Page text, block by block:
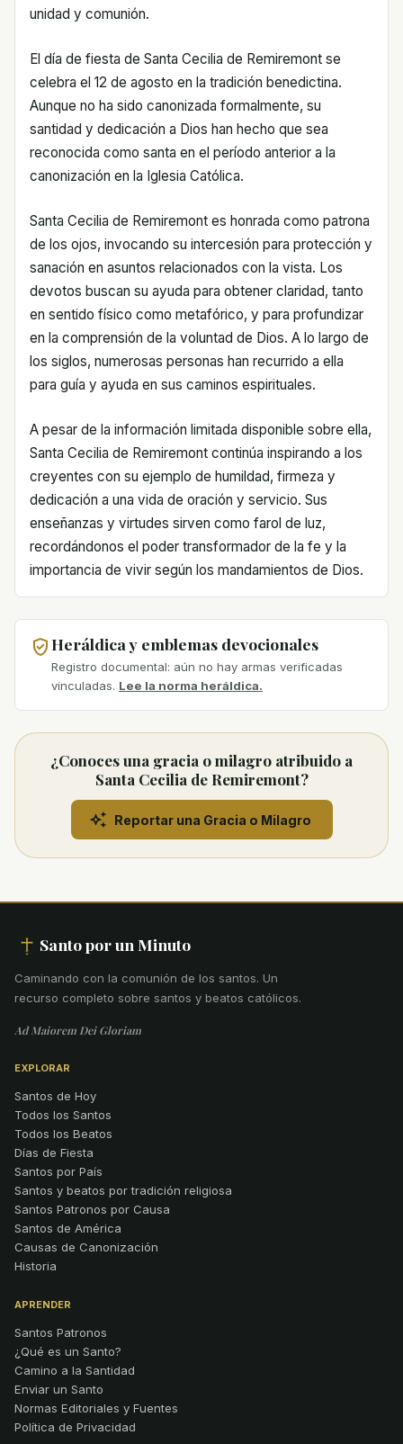
unidad y comunión.
El día de fiesta de Santa Cecilia de Remiremont se
celebra el 12 de agosto en la tradición benedictina.
Aunque no ha sido canonizada formalmente, su
santidad y dedicación a Dios han hecho que sea
reconocida como santa en el período anterior a la
canonización en la Iglesia Católica.
Santa Cecilia de Remiremont es honrada como patrona
de los ojos, invocando su intercesión para protección y
sanación en asuntos relacionados con la vista. Los
devotos buscan su ayuda para obtener claridad, tanto
en sentido físico como metafórico, y para profundizar
en la comprensión de la voluntad de Dios. A lo largo de
los siglos, numerosas personas han recurrido a ella
para guía y ayuda en sus caminos espirituales.
A pesar de la información limitada disponible sobre ella,
Santa Cecilia de Remiremont continúa inspirando a los
creyentes con su ejemplo de humildad, firmeza y
dedicación a una vida de oración y servicio. Sus
enseñanzas y virtudes sirven como farol de luz,
recordándonos el poder transformador de la fe y la
importancia de vivir según los mandamientos de Dios.
Heráldica y emblemas devocionales
Registro documental: aún no hay armas verificadas
vinculadas. Lee la norma heráldica.
¿Conoces una gracia o milagro atribuido a
Santa Cecilia de Remiremont?
Reportar una Gracia o Milagro
Santo por un Minuto
Caminando con la comunión de los santos. Un
recurso completo sobre santos y beatos católicos.
Ad Maiorem Dei Gloriam
EXPLORAR
Santos de Hoy
Todos los Santos
Todos los Beatos
Días de Fiesta
Santos por País
Santos y beatos por tradición religiosa
Santos Patronos por Causa
Santos de América
Causas de Canonización
Historia
APRENDER
Santos Patronos
¿Qué es un Santo?
Camino a la Santidad
Enviar un Santo
Normas Editoriales y Fuentes
Política de Privacidad